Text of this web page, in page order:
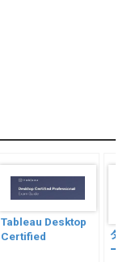
Tableau Desktop
Certified
ダ
ー